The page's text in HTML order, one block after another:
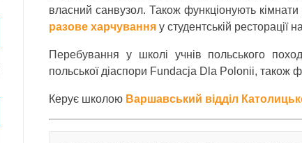
власний санвузол. Також функціонують
разове харчуванняу студентській ресторації
Перебування у школі учнів польського
польської діаспори Fundacja Dla Polonii, також
Керує школою Варшавський відділ